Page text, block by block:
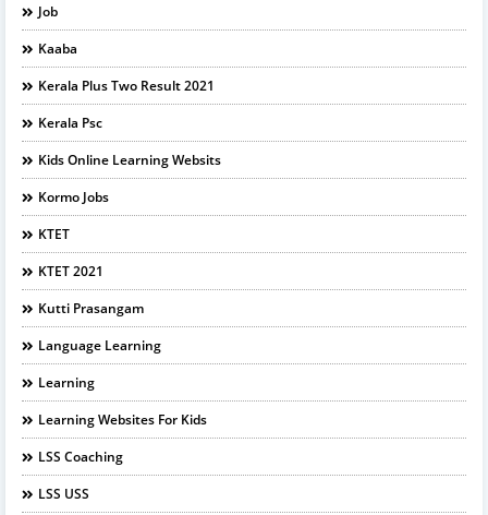
Job
Kaaba
Kerala Plus Two Result 2021
Kerala Psc
Kids Online Learning Websits
Kormo Jobs
KTET
KTET 2021
Kutti Prasangam
Language Learning
Learning
Learning Websites For Kids
LSS Coaching
LSS USS